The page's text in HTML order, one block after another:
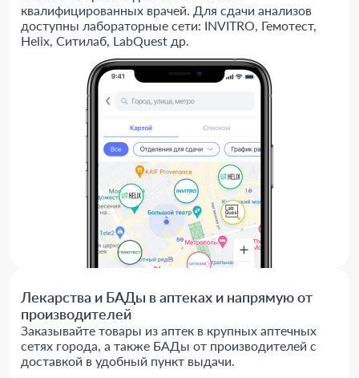
квалифицированных врачей. Для сдачи анализов
доступны лабораторные сети: INVITRO, Гемотест,
Helix, Ситилаб, LabQuest др.
Лекарства и БАДы в аптеках и напрямую от
производителей
Заказывайте товары из аптек в крупных аптечных
сетях города, а также БАДы от производителей с
доставкой в удобный пункт выдачи.